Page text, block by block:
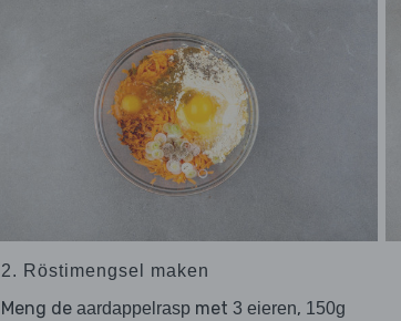
2. Röstimengsel maken
Meng de aardappelraspmet 3 eieren, 150g